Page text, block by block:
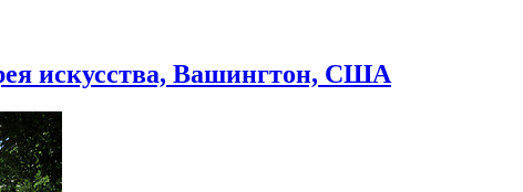
искусства, Вашингтон, США